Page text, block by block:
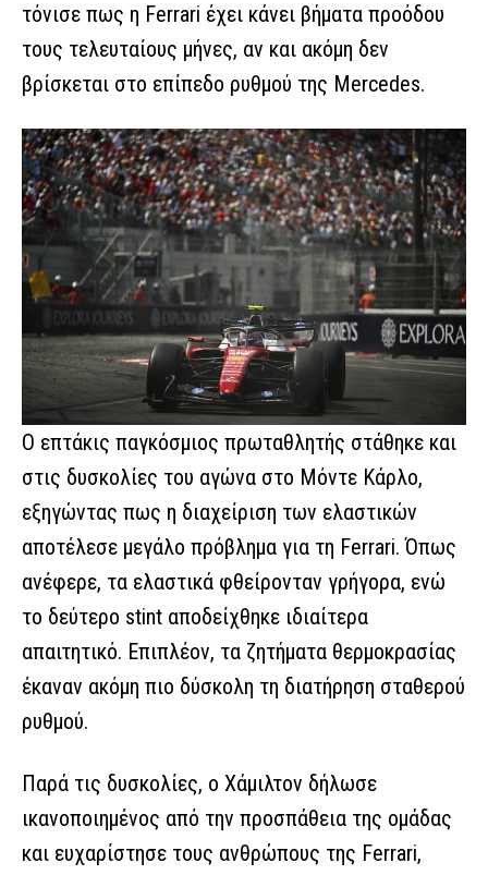
τόνισε πως η Ferrari έχει κάνει βήματα προόδου
τους τελευταίους μήνες, αν και ακόμη δεν
βρίσκεται στο επίπεδο ρυθμού της Mercedes.
Ο επτάκις παγκόσμιος πρωταθλητής στάθηκε και
στις δυσκολίες του αγώνα στο Μόντε Κάρλο,
εξηγώντας πως η διαχείριση των ελαστικών
αποτέλεσε μεγάλο πρόβλημα για τη Ferrari. Όπως
ανέφερε, τα ελαστικά φθείρονταν γρήγορα, ενώ
το δεύτερο stint αποδείχθηκε ιδιαίτερα
απαιτητικό. Επιπλέον, τα ζητήματα θερμοκρασίας
έκαναν ακόμη πιο δύσκολη τη διατήρηση σταθερού
ρυθμού.
Παρά τις δυσκολίες, ο Χάμιλτον δήλωσε
ικανοποιημένος από την προσπάθεια της ομάδας
και ευχαρίστησε τους ανθρώπους της Ferrari,